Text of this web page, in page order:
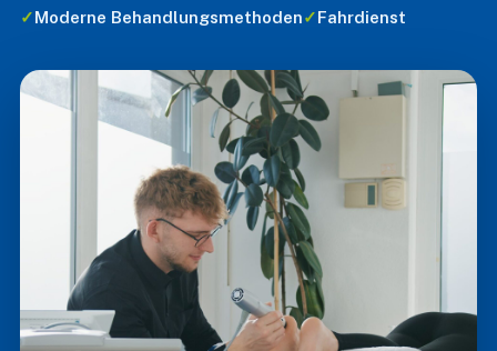
✓Moderne Behandlungsmethoden✓Fahrdienst